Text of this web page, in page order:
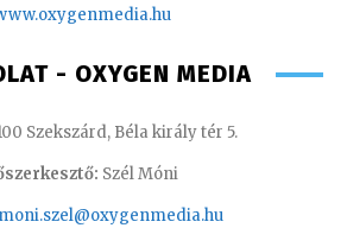
- OXYGEN MEDIA
Szekszárd, Béla király tér 5.
Szél Móni
moni.szel@oxygenmedia.hu